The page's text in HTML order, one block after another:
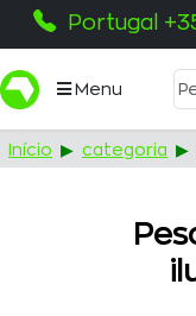
Portugal
Menu
Início categoria